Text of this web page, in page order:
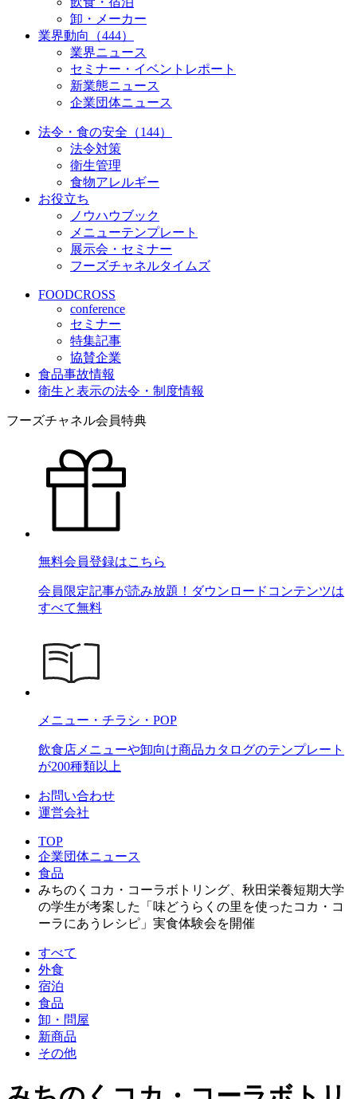
卸・メーカー
業界動向（444）
業界ニュース
セミナー・イベントレポート
新業態ニュース
企業団体ニュース
法令・食の安全（144）
法令対策
衛生管理
食物アレルギー
お役立ち
ノウハウブック
メニューテンプレート
展示会・セミナー
フーズチャネルタイムズ
FOODCROSS
conference
セミナー
特集記事
協賛企業
食品事故情報
衛生と表示の法令・制度情報
フーズチャネル会員特典
無料会員登録はこちら
会員限定記事が読み放題！ダウンロードコンテンツは
すべて無料
メニュー・チラシ・POP
飲食店メニューや卸向け商品カタログのテンプレート
が200種類以上
お問い合わせ
運営会社
TOP
企業団体ニュース
食品
みちのくコカ・コーラボトリング、秋田栄養短期大学
の学生が考案した「味どうらくの里を使ったコカ・コ
ーラにあうレシピ」実食体験会を開催
すべて
外食
宿泊
食品
卸・問屋
新商品
その他